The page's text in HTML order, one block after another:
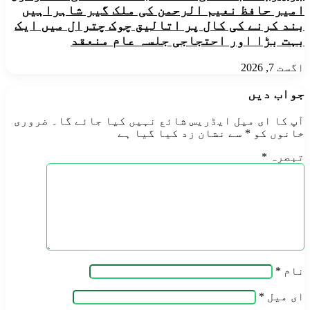
امیر حافظ نعیم الرحمن کی ملک گیر شاہراہیں
بند کرنے کی کال پر اتالیق چوک چترال میں ایک
بہت بڑا اور احتجاجی جلسہ عام منعقد
اگست 7, 2026
جواب دیں
آپ کا ای میل ایڈریس شائع نہیں کیا جائے گا۔
ضروری
خانوں کو * سے نشان زد کیا گیا ہے
تبصرہ *
نام *
ای میل *